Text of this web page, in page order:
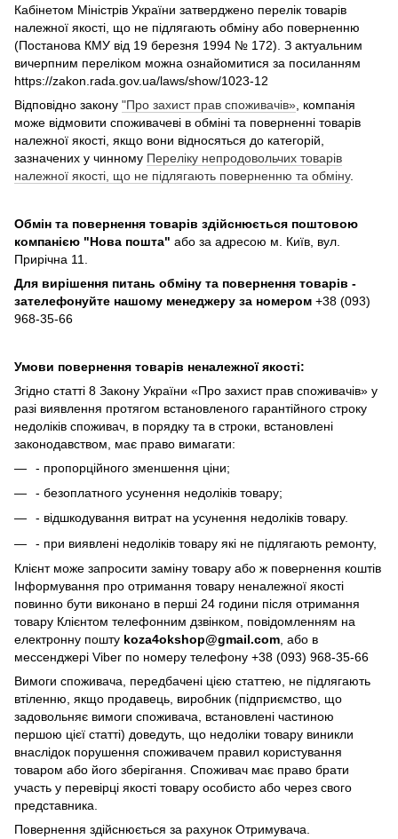
Кабінетом Міністрів України затверджено перелік товарів
належної якості, що не підлягають обміну або поверненню
(Постанова КМУ від 19 березня 1994 № 172). З актуальним
вичерпним переліком можна ознайомитися за посиланням
https://zakon.rada.gov.ua/laws/show/1023-12
Відповідно закону "Про захист прав споживачів» , компанія
може відмовити споживачеві в обміні та поверненні товарів
належної якості, якщо вони відносяться до категорій,
зазначених у чинному Переліку непродовольчих товарів
належної якості, що не підлягають поверненню та обміну.
Обмін та повернення товарів здійснюється поштовою
компанією "Нова пошта" або за адресою м. Київ, вул.
Прирічна 11.
Для вирішення питань обміну та повернення товарів -
зателефонуйте нашому менеджеру за номером +38 (093)
968-35-66
Умови повернення товарів неналежної якості:
Згідно статті 8 Закону України «Про захист прав споживачів» у
разі виявлення протягом встановленого гарантійного строку
недоліків споживач, в порядку та в строки, встановлені
законодавством, має право вимагати:
- пропорційного зменшення ціни;
- безоплатного усунення недоліків товару;
- відшкодування витрат на усунення недоліків товару.
- при виявлені недоліків товару які не підлягають ремонту,
Клієнт може запросити заміну товару або ж повернення коштів
Інформування про отримання товару неналежної якості
повинно бути виконано в перші 24 години після отримання
товару Клієнтом телефонним дзвінком, повідомленням на
електронну пошту koza4okshop@gmail.com, або в
мессенджері Viber по номеру телефону +38 (093) 968-35-66
Вимоги споживача, передбачені цією статтею, не підлягають
втіленню, якщо продавець, виробник (підприємство, що
задовольняє вимоги споживача, встановлені частиною
першою цієї статті) доведуть, що недоліки товару виникли
внаслідок порушення споживачем правил користування
товаром або його зберігання. Споживач має право брати
участь у перевірці якості товару особисто або через свого
представника.
Повернення здійснюється за рахунок Отримувача.